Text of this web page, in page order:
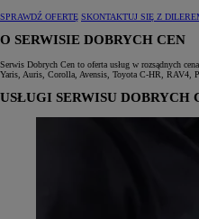
SPRAWDŹ OFERTĘ SKONTAKTUJ SIĘ Z
O SERWISIE DOBRYCH CEN
Serwis Dobrych Cen to oferta usług w rozsądnych
Yaris, Auris, Corolla, Avensis, Toyota C‑HR, RAV4,
USŁUGI SERWISU DOBRYCH